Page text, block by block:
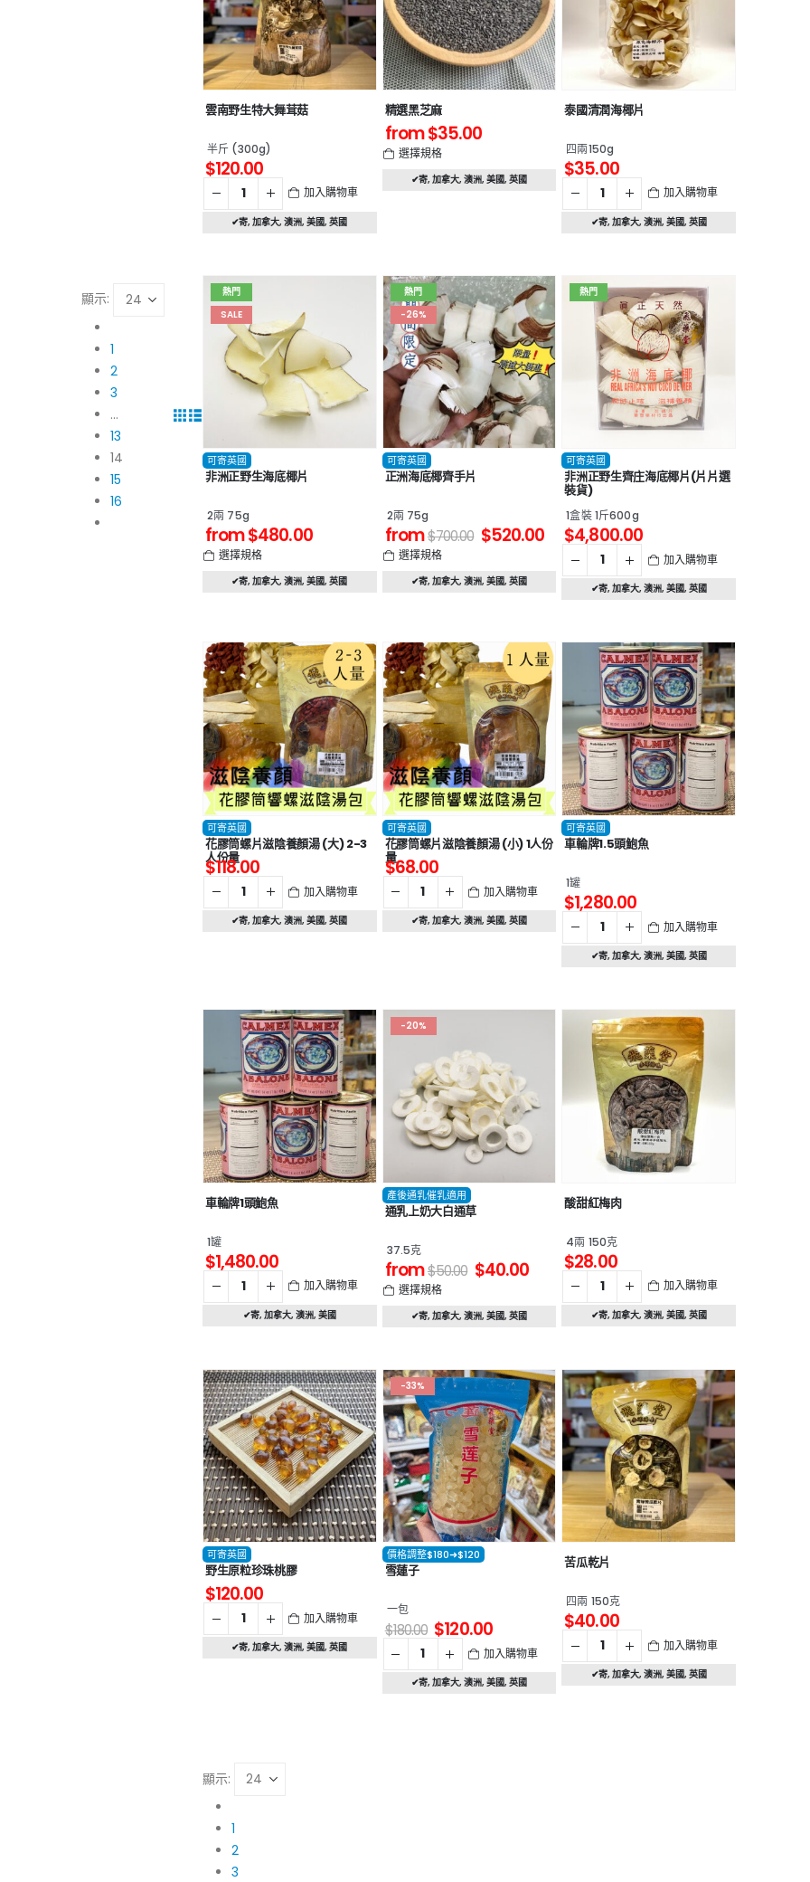
顯示:
1
2
3
...
13
14
15
16
雲南野生特大舞茸菇
半斤 (300g)
$120.00
加入購物車
✔寄,加拿大,澳洲,美國,英國
精選黑芝麻
from$35.00
選擇規格
✔寄, 加拿大, 澳洲, 美國, 英國
泰國清潤海椰片
四兩150g
$35.00
加入購物車
✔寄, 加拿大, 澳洲, 美國, 英國
熱門
SALE
可寄英國
非洲正野生海底椰片
2兩 75g
from$480.00
選擇規格
✔寄,加拿大,澳洲,美國,英國
熱門
-26%
可寄英國
正洲海底椰齊手片
2兩 75g
from$700.00 $520.00
選擇規格
✔寄, 加拿大, 澳洲, 美國, 英國
熱門
可寄英國
非洲正野生齊庄海底椰片(片片選
裝貨)
1盒裝 1斤600g
$4,800.00
加入購物車
✔寄, 加拿大, 澳洲, 美國, 英國
可寄英國
花膠筒螺片滋陰養顏湯 (大) 2-3
人份量
$118.00
加入購物車
✔寄,加拿大,澳洲,美國,英國
可寄英國
花膠筒螺片滋陰養顏湯 (小) 1人份
量
$68.00
加入購物車
✔寄, 加拿大, 澳洲, 美國, 英國
可寄英國
車輪牌1.5頭鮑魚
1罐
$1,280.00
加入購物車
✔寄, 加拿大, 澳洲, 美國, 英國
車輪牌1頭鮑魚
1罐
$1,480.00
加入購物車
✔寄, 加拿大, 澳洲, 美國
-20%
產後通乳催乳適用
通乳上奶大白通草
37.5克
from$50.00 $40.00
選擇規格
✔寄, 加拿大, 澳洲, 美國, 英國
酸甜紅梅肉
4兩 150克
$28.00
加入購物車
✔寄, 加拿大, 澳洲, 美國, 英國
可寄英國
野生原粒珍珠桃膠
$120.00
加入購物車
✔寄,加拿大,澳洲,美國,英國
-33%
價格調整$180➜$120
雪蓮子
一包
$180.00 $120.00
加入購物車
✔寄, 加拿大, 澳洲, 美國, 英國
苦瓜乾片
四兩 150克
$40.00
加入購物車
✔寄, 加拿大, 澳洲, 美國, 英國
顯示:
1
2
3